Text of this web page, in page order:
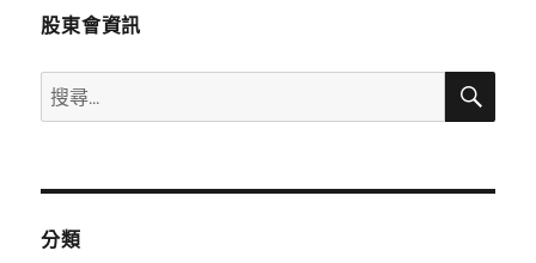
股東會資訊
搜
尋
鍵
搜
分類